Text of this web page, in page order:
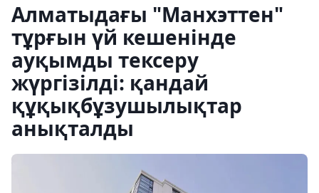
Алматыдағы "Манхэттен"
тұрғын үй кешенінде
ауқымды тексеру
жүргізілді: қандай
құқықбұзушылықтар
анықталды